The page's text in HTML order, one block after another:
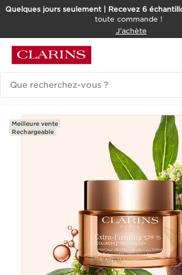
ALLER AU CONTENU
Quelques jours seulement | Recevez 6
toute commande !
J'achète
Historique des recherches
Meilleure vente
Rechargeable